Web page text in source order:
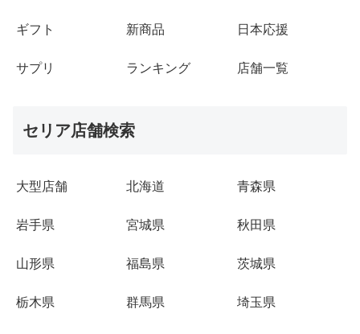
ギフト 新商品 日本応援
サプリ ランキング 店舗一覧
セリア店舗検索
大型店舗 北海道 青森県
岩手県 宮城県 秋田県
山形県 福島県 茨城県
栃木県 群馬県 埼玉県